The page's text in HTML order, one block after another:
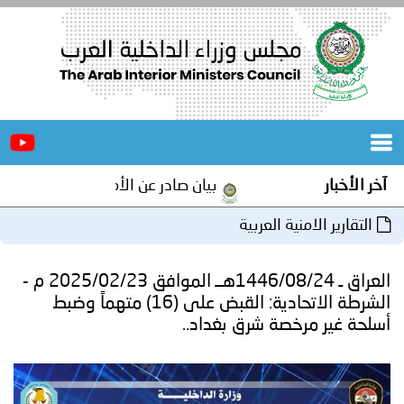
الرئيسية
المجلس
مؤتمرات
و
اجتماعات
جهود
و
برامج
آخر الأخبار بيان صادر عن الأمانة العامة لمجلس
التقارير الامنية العربية
العراق ـ 1446/08/24هــ الموافق 2025/02/23 م -
الشرطة الاتحادية: القبض على (16) متهماً وضبط
أسلحة غير مرخصة شرق بغداد..